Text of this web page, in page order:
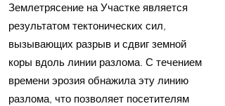
Землетрясение на Участке является
результатом тектонических сил,
вызывающих разрыв и сдвиг земной
коры вдоль линии разлома. С течением
времени эрозия обнажила эту линию
разлома, что позволяет посетителям